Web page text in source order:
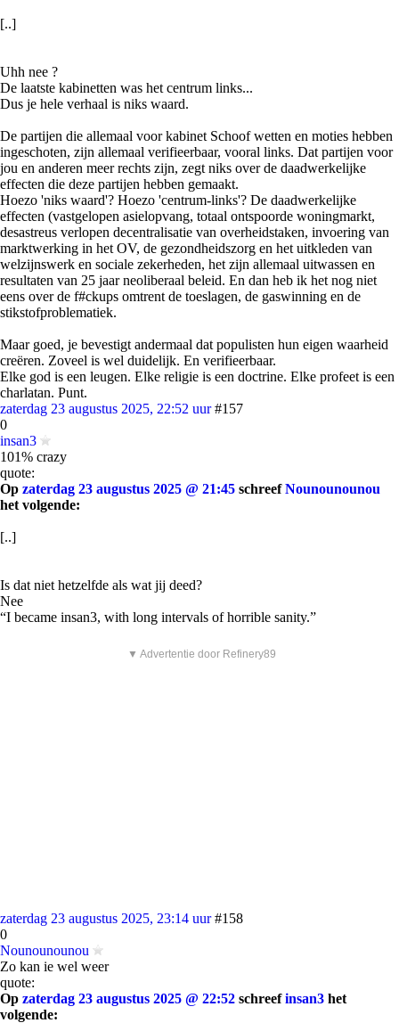
[..]
Uhh nee ?
De laatste kabinetten was het centrum links...
Dus je hele verhaal is niks waard.
De partijen die allemaal voor kabinet Schoof wetten en moties hebben
ingeschoten, zijn allemaal verifieerbaar, vooral links. Dat partijen voor
jou en anderen meer rechts zijn, zegt niks over de daadwerkelijke
effecten die deze partijen hebben gemaakt.
Hoezo 'niks waard'? Hoezo 'centrum-links'? De daadwerkelijke
effecten (vastgelopen asielopvang, totaal ontspoorde woningmarkt,
desastreus verlopen decentralisatie van overheidstaken, invoering van
marktwerking in het OV, de gezondheidszorg en het uitkleden van
welzijnswerk en sociale zekerheden, het zijn allemaal uitwassen en
resultaten van 25 jaar neoliberaal beleid. En dan heb ik het nog niet
eens over de f#ckups omtrent de toeslagen, de gaswinning en de
stikstofproblematiek.
Maar goed, je bevestigt andermaal dat populisten hun eigen waarheid
creëren. Zoveel is wel duidelijk. En verifieerbaar.
Elke god is een leugen. Elke religie is een doctrine. Elke profeet is een
charlatan. Punt.
zaterdag 23 augustus 2025, 22:52 uur #157
0
insan3
101% crazy
quote:
Op zaterdag 23 augustus 2025 @ 21:45 schreefNounounounou
het volgende:
[..]
Is dat niet hetzelfde als wat jij deed?
Nee
“I became insan3, with long intervals of horrible sanity.”
▼ Advertentie door Refinery89
zaterdag 23 augustus 2025, 23:14 uur #158
0
Nounounounou
Zo kan ie wel weer
quote:
Op zaterdag 23 augustus 2025 @ 22:52 schreefinsan3 het
volgende: